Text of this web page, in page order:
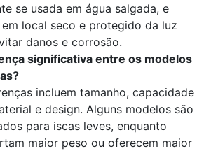
se usada em água salgada, e
local seco e protegido da luz
danos e corrosão.
significativa entre os modelos
incluem tamanho, capacidade
e design. Alguns modelos são
para iscas leves, enquanto
maior peso ou oferecem maior